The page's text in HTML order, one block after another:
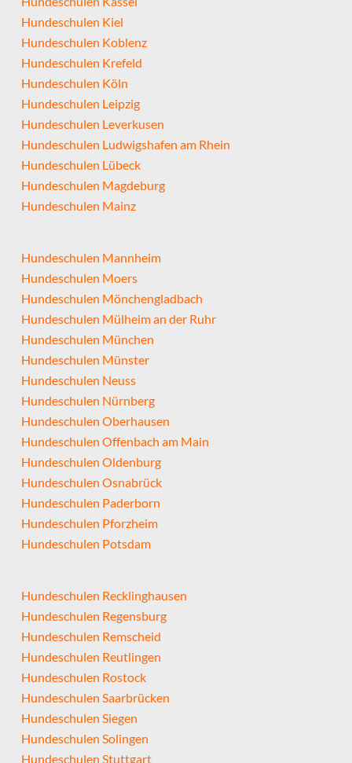
Hundeschulen Kiel
Hundeschulen Koblenz
Hundeschulen Krefeld
Hundeschulen Köln
Hundeschulen Leipzig
Hundeschulen Leverkusen
Hundeschulen Ludwigshafen am Rhein
Hundeschulen Lübeck
Hundeschulen Magdeburg
Hundeschulen Mainz
Hundeschulen Mannheim
Hundeschulen Moers
Hundeschulen Mönchengladbach
Hundeschulen Mülheim an der Ruhr
Hundeschulen München
Hundeschulen Münster
Hundeschulen Neuss
Hundeschulen Nürnberg
Hundeschulen Oberhausen
Hundeschulen Offenbach am Main
Hundeschulen Oldenburg
Hundeschulen Osnabrück
Hundeschulen Paderborn
Hundeschulen Pforzheim
Hundeschulen Potsdam
Hundeschulen Recklinghausen
Hundeschulen Regensburg
Hundeschulen Remscheid
Hundeschulen Reutlingen
Hundeschulen Rostock
Hundeschulen Saarbrücken
Hundeschulen Siegen
Hundeschulen Solingen
Hundeschulen Stuttgart